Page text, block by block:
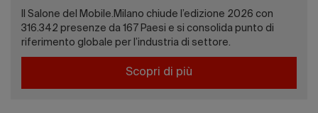
Il Salone del Mobile.Milano chiude l’edizione 2026 con
316.342 presenze da 167 Paesi e si consolida punto di
riferimento globale per l’industria di settore.
Scopri di più